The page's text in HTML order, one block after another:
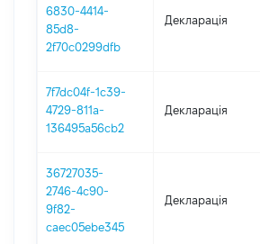
6830-4414-
85d8-
2f70c0299dfb
Декларація
7f7dc04f-1c39-
4729-811a-
136495a56cb2
Декларація
36727035-
2746-4c90-
9f82-
caec05ebe345
Декларація